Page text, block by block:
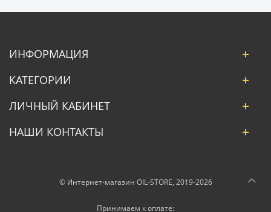
ИНФОРМАЦИЯ
КАТЕГОРИИ
ЛИЧНЫЙ КАБИНЕТ
НАШИ КОНТАКТЫ
© Интернет-магазин OIL-STORE, 2019-2026
Принимаем к оплате: